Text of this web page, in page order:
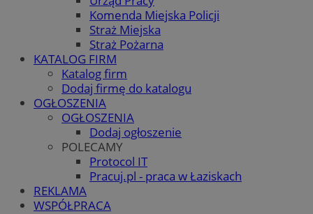
Komenda Miejska Policji
Straż Miejska
Straż Pożarna
KATALOG FIRM
Katalog firm
Dodaj firmę do katalogu
OGŁOSZENIA
OGŁOSZENIA
Dodaj ogłoszenie
POLECAMY
Protocol IT
Pracuj.pl - praca w Łaziskach
REKLAMA
WSPÓŁPRACA